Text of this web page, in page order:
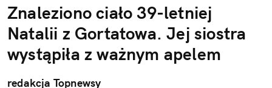
Znaleziono ciało 39-letniej
Natalii z Gortatowa. Jej siostra
wystąpiła z ważnym apelem
redakcja Topnewsy